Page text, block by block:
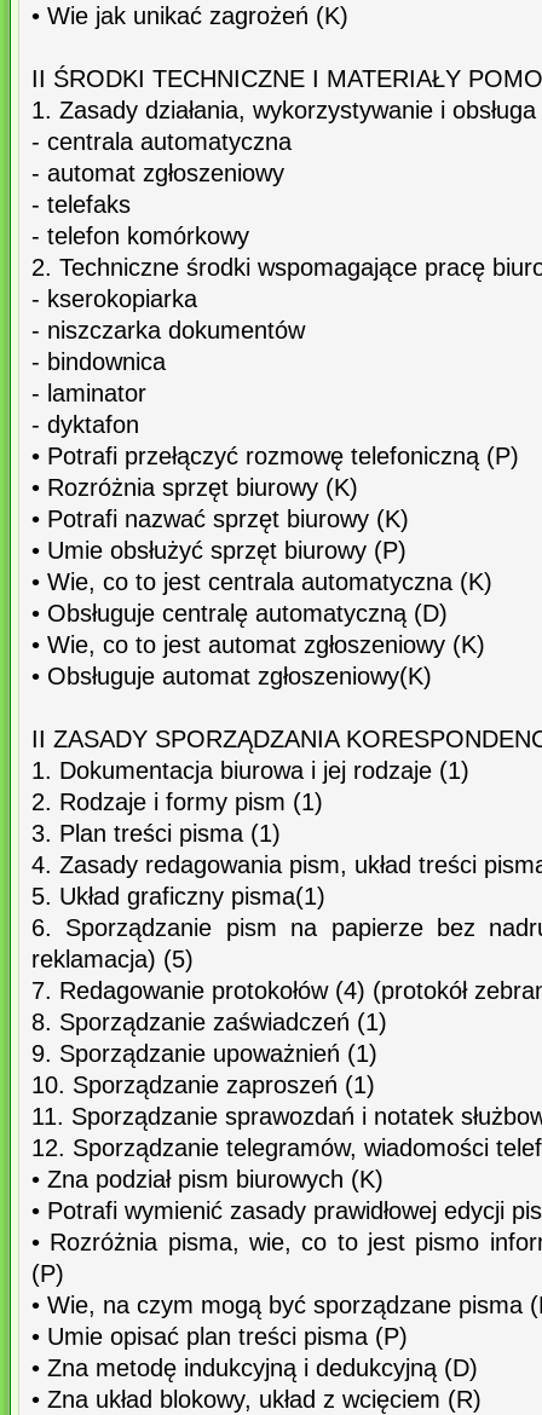
• Wie jak unikać zagrożeń (K)
II ŚRODKI TECHNICZNE I MATERIAŁY
1. Zasady działania, wykorzystywanie i
- centrala automatyczna
- automat zgłoszeniowy
- telefaks
- telefon komórkowy
2. Techniczne środki wspomagające pracę
- kserokopiarka
- niszczarka dokumentów
- bindownica
- laminator
- dyktafon
• Potrafi przełączyć rozmowę telefoniczną (P)
• Rozróżnia sprzęt biurowy (K)
• Potrafi nazwać sprzęt biurowy (K)
• Umie obsłużyć sprzęt biurowy (P)
• Wie, co to jest centrala automatyczna (K)
• Obsługuje centralę automatyczną (D)
• Wie, co to jest automat zgłoszeniowy (K)
• Obsługuje automat zgłoszeniowy(K)
II ZASADY SPORZĄDZANIA
1. Dokumentacja biurowa i jej rodzaje (1)
2. Rodzaje i formy pism (1)
3. Plan treści pisma (1)
4. Zasady redagowania pism, układ treści
5. Układ graficzny pisma(1)
6. Sporządzanie pism na papierze bez
reklamacja) (5)
7. Redagowanie protokołów (4) (protokół
8. Sporządzanie zaświadczeń (1)
9. Sporządzanie upoważnień (1)
10. Sporządzanie zaproszeń (1)
11. Sporządzanie sprawozdań i notatek
12. Sporządzanie telegramów, wiadomości
• Zna podział pism biurowych (K)
• Potrafi wymienić zasady prawidłowej edycji
• Rozróżnia pisma, wie, co to jest pismo
(P)
• Wie, na czym mogą być sporządzane pisma
• Umie opisać plan treści pisma (P)
• Zna metodę indukcyjną i dedukcyjną (D)
• Zna układ blokowy, układ z wcięciem (R)